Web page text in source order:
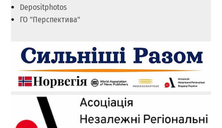
Depositphotos
ГО "Перспектива"